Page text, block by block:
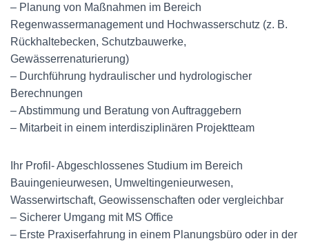
– Planung von Maßnahmen im Bereich
Regenwassermanagement und Hochwasserschutz (z. B.
Rückhaltebecken, Schutzbauwerke,
Gewässerrenaturierung)
– Durchführung hydraulischer und hydrologischer
Berechnungen
– Abstimmung und Beratung von Auftraggebern
– Mitarbeit in einem interdisziplinären Projektteam
Ihr Profil- Abgeschlossenes Studium im Bereich
Bauingenieurwesen, Umweltingenieurwesen,
Wasserwirtschaft, Geowissenschaften oder vergleichbar
– Sicherer Umgang mit MS Office
– Erste Praxiserfahrung in einem Planungsbüro oder in der